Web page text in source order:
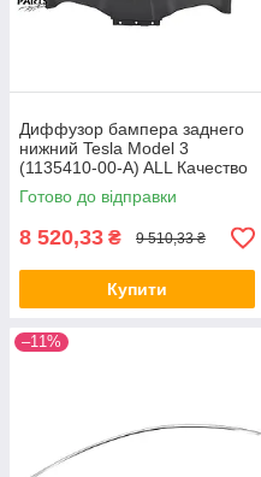
Диффузор бампера заднего
нижний Tesla Model 3
(1135410-00-A) ALL Качество
+ 1128
Готово до відправки
8 520,33 ₴ 9 510,33 ₴
Купити
–11%